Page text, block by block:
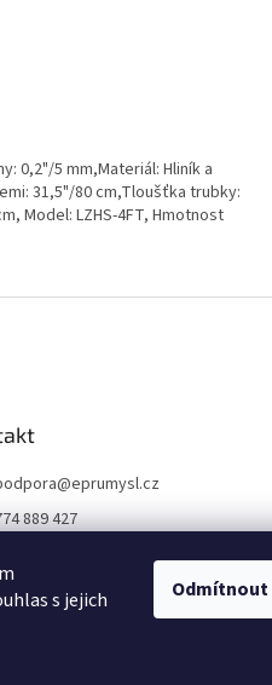
s jejich
Odmítnout
0,2"/5 mm,Materiál: Hliník a
31,5"/80 cm,Tloušťka trubky:
Model: LZHS-4FT, Hmotnost
@eprumysl.cz
889 427